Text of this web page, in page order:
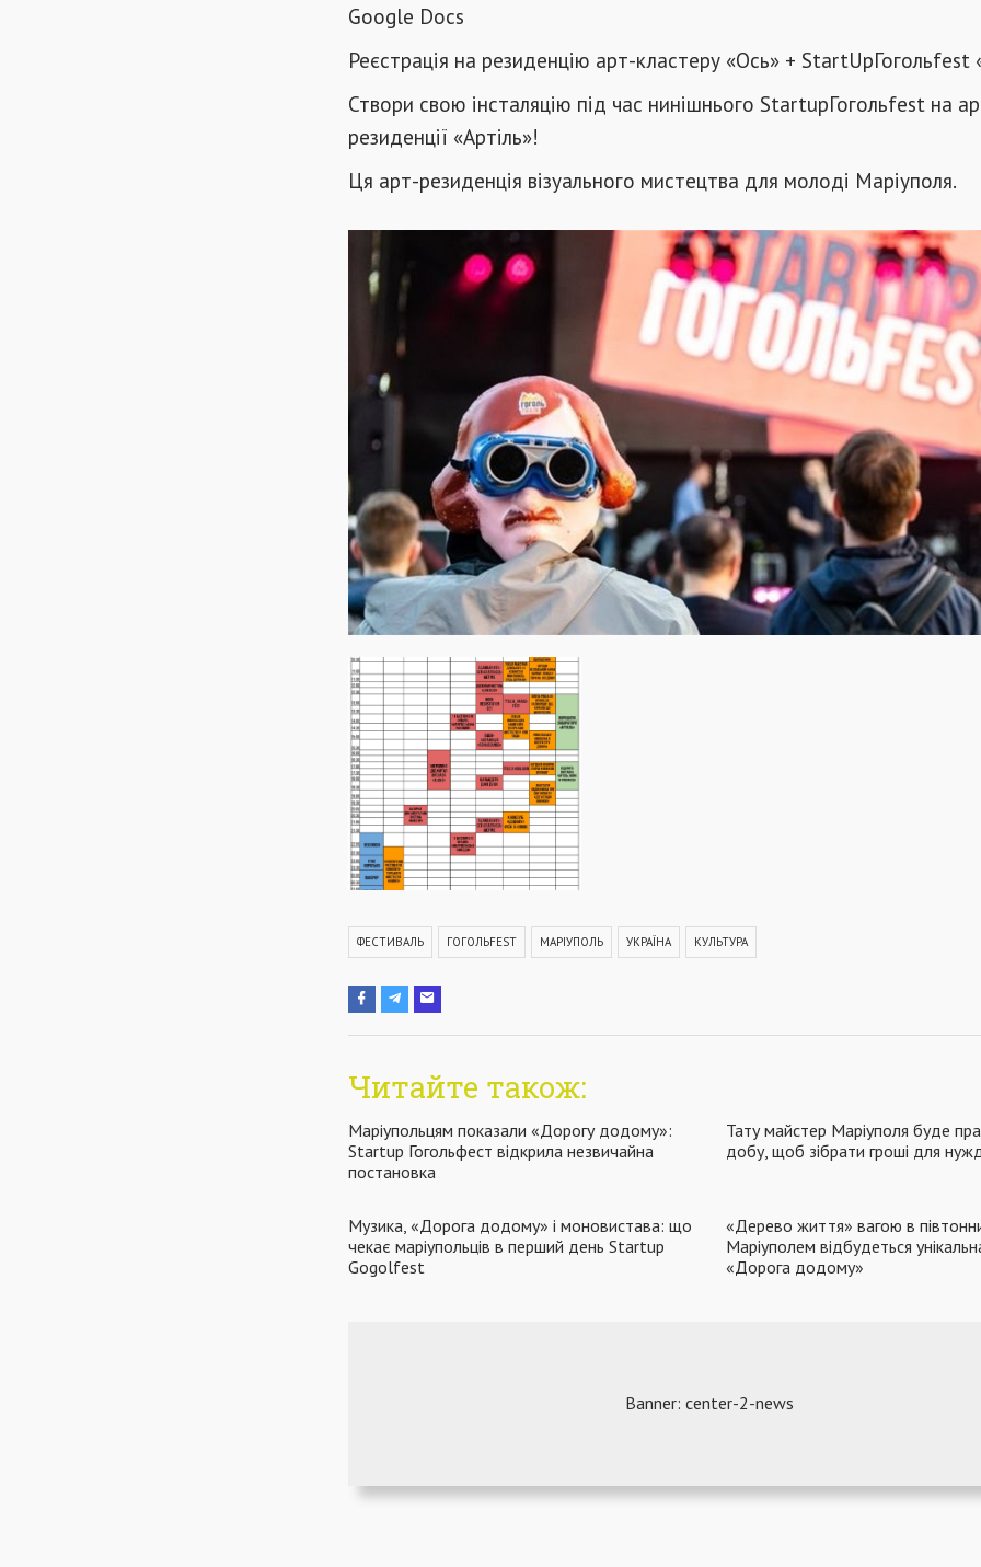
Google Docs
Реєстрація на резиденцію арт-кластеру «Ось» + StartUpГогольfest
Створи свою інсталяцію під час нинішнього StartupГогольfest на
резиденції «Артіль»!
Ця арт-резиденція візуального мистецтва для молоді Маріуполя.
ФЕСТИВАЛЬ ГОГОЛЬFEST МАРІУПОЛЬ УКРАЇНА КУЛЬТУРА
Читайте також:
Маріупольцям показали «Дорогу додому»:
Startup Гогольфест відкрила незвичайна
постановка
Тату майстер Маріуполя буде
добу, щоб зібрати гроші для
Музика, «Дорога додому» і моновистава: що
чекає маріупольців в перший день Startup
Gogolfest
«Дерево життя» вагою в
Маріуполем відбудеться
«Дорога додому»